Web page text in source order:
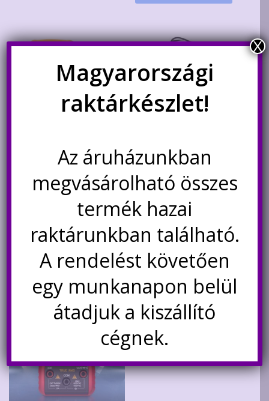
Aneng A830L digitális
multiméter
Opciók választása
Ennek
a
terméknek
variációja
van.
A
változatok
a
termékoldalon
választhatók
DC teljesítmény mérő 100V,
10A
3.200Ft
Kosárba teszem
Akció!
Magyarországi
raktárkészlet!
Az áruházunkban
megvásárolható összes
termék hazai
raktárunkban található.
A rendelést követően
egy munkanapon belül
átadjuk a kiszállító
cégnek.
X